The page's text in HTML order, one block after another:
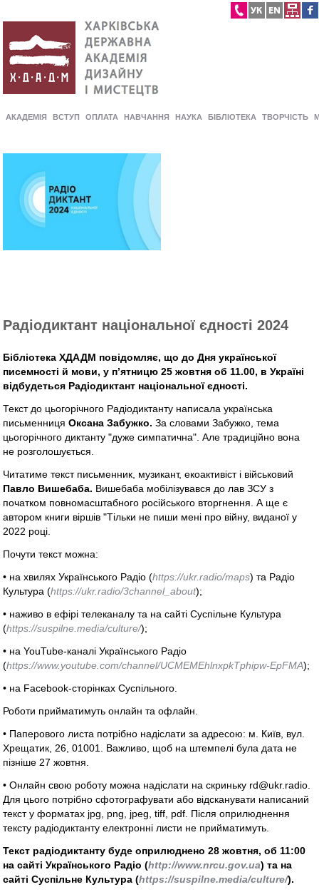
АКАДЕМІЯ ВСТУП ОПЛАТА НАВЧАННЯ НАУКА БІБЛІОТЕКА ТВОРЧІСТЬ
Радіодиктант національної єдності 2024
Бібліотека ХДАДМ повідомляє, що до Дня української
писемності й мови, у п’ятницю 25 жовтня об 11.00, в Україні
відбудеться Радіодиктант національної єдності.
Текст до цьогорічного Радіодиктанту написала українська
письменницяОксана Забужко. За словами Забужко, тема
цьогорічного диктанту "дуже симпатична". Але традиційно вона
не розголошується.
Читатиме текст письменник, музикант, екоактивіст і військовий
Павло Вишебаба. Вишебаба мобілізувався до лав ЗСУ з
початком повномасштабного російського вторгнення. А ще є
автором книги віршів "Тільки не пиши мені про війну, виданої у
2022 році.
Почути текст можна:
• на хвилях Українського Радіо (https://ukr.radio/maps) та Радіо
Культура (https://ukr.radio/3channel_about);
• наживо в ефірі телеканалу та на сайті Суспільне Культура
(https://suspilne.media/culture/);
• на YouTube-каналі Українського Радіо
(https://www.youtube.com/channel/UCMEMEhlnxpkTphipw-EpFMA);
• на Facebook-сторінках Суспільного.
Роботи прийматимуть онлайн та офлайн.
• Паперового листа потрібно надіслати за адресою: м. Київ, вул.
Хрещатик, 26, 01001. Важливо, щоб на штемпелі була дата не
пізніше 27 жовтня.
• Онлайн свою роботу можна надіслати на скриньку rd@ukr.radio.
Для цього потрібно сфотографувати або відсканувати написаний
текст у форматах jpg, png, jpeg, tiff, pdf. Після оприлюднення
тексту радіодиктанту електронні листи не прийматимуть.
Текст радіодиктанту буде оприлюднено 28 жовтня, об 11:00
на сайті Українського Радіо (http://www.nrcu.gov.ua) та на
сайті Суспільне Культура (https://suspilne.media/culture/).